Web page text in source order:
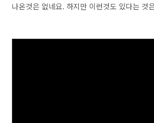
나온것은 없네요. 하지만 이런것도 있다는 것